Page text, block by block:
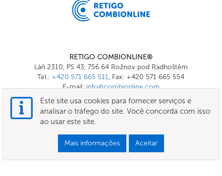
RETIGO COMBIONLINE®
Láň 2310, PS 43, 756 64 Rožnov pod Radhoštěm
Tel.: +420 571 665 511, Fax: +420 571 665 554
E-mail:info@combionline.com
OnlineMenu
TERMOS E CONDIÇÕES
Este site usa cookies para fornecer serviços e
analisar o tráfego do site. Você concorda com isso
ao usar este site.
Mais informações Aceitar